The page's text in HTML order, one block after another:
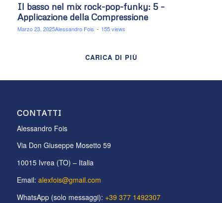
Il basso nel mix rock-pop-funky: 5 –
Applicazione della Compressione
Marzo 23, 2025Alessandro Fois - 155 views
CARICA DI PIÙ
CONTATTI
Alessandro Fois
Via Don Giuseppe Mosetto 59
10015 Ivrea (TO) – Italia
Email: alexfois@gmail.com
WhatsApp (solo messaggi): +39 377 1492307